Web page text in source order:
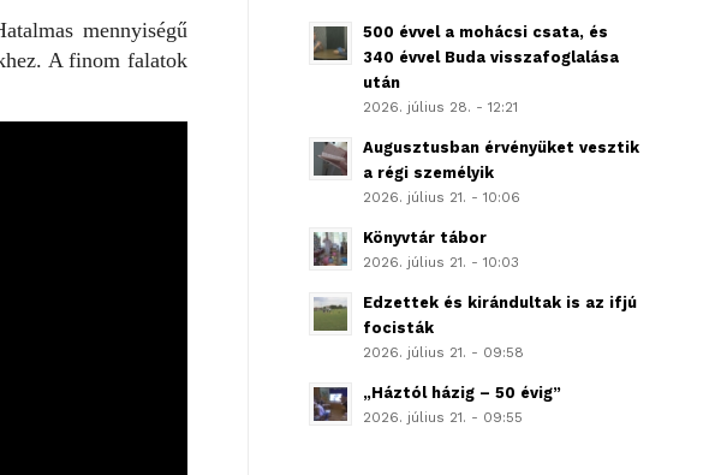
mennyiségű
A finom falatok
500 évvel a mohácsi csata, és
340 évvel Buda visszafoglalása
után
2026. július 28. - 12:21
Augusztusban érvényüket vesztik
a régi személyik
2026. július 21. - 10:06
Könyvtár tábor
2026. július 21. - 10:03
Edzettek és kirándultak is az ifjú
focisták
2026. július 21. - 09:58
„Háztól házig – 50 évig”
2026. július 21. - 09:55